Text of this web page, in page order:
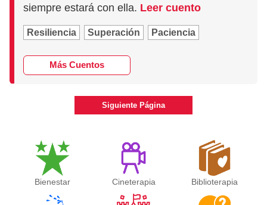
siempre estará con ella. Leer cuento
Resiliencia Superación Paciencia
Más Cuentos
Siguiente Página
Bienestar Cineterapia Biblioterapia